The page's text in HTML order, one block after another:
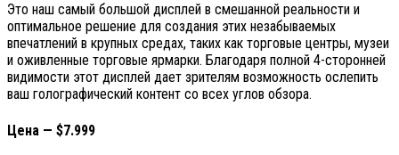
Это наш самый большой дисплей в смешанной реальности и
оптимальное решение для создания этих незабываемых
впечатлений в крупных средах, таких как торговые центры, музеи
и оживленные торговые ярмарки. Благодаря полной 4-сторонней
видимости этот дисплей дает зрителям возможность ослепить
ваш голографический контент со всех углов обзора.
Цена — $7.999